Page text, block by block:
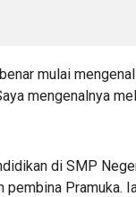
mulai
mengenalnya
di SMP
Pramuka.